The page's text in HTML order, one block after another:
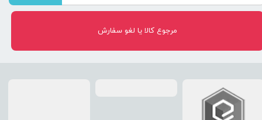
مرجوع کالا یا لغو سفارش